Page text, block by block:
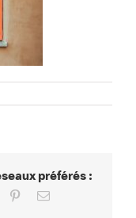
préférés :
PinterestEmail